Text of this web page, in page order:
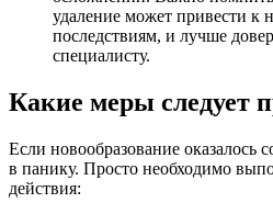
удаление может привести к
последствиям, и лучше
специалисту.
Какие меры следует
Если новообразование оказалось
в панику. Просто необходимо
действия: